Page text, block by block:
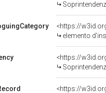
<https://
elemento
<https://
<https://